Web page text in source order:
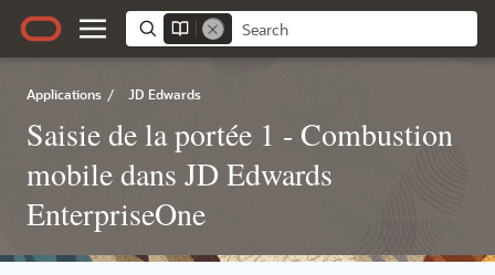
Applications / JD Edwards
Saisie de la portée 1 - Combustion
mobile dans JD Edwards
EnterpriseOne